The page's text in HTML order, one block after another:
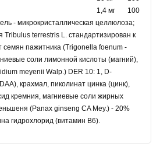
1,4 мг
100
- микрокристаллическая целлюлоза;
Tribulus terrestris L. стандартизирован к
семян пажитника (Trigonella foenum -
соли лимонной кислоты (магний),
meyenii Walp.) DER 10: 1, D-
крахмал, пиколинат цинка (цинк),
кремния, магниевые соли жирных
(Panax ginseng CA Mey.) - 20%
гидрохлорид (витамин В6).